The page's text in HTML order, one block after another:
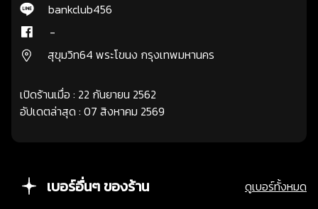
bankclub456
-
สุขุมวิท64 พระโขนง กรุงเทพมหานคร
เปิดร้านเมื่อ : 22 กันยายน 2562
อัปเดตล่าสุด : 07 สิงหาคม 2569
เบอร์อื่นๆ ของร้าน ดูเบอร์ทั้งหมด